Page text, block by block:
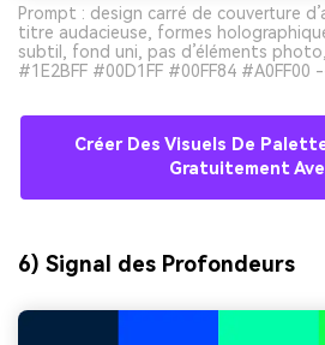
Prompt : design carré de couverture
titre audacieuse, formes
subtil, fond uni, pas d’éléments
#1E2BFF #00D1FF #00FF84 #A0FF00
Créer Des Visuels De
Gratuitement
6) Signal des Profondeurs